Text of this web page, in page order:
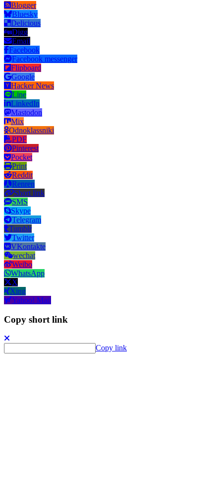
Blogger
Bluesky
Delicious
Digg
Email
Facebook
Facebook messenger
Flipboard
Google
Hacker News
Line
LinkedIn
Mastodon
Mix
Odnoklassniki
PDF
Pinterest
Pocket
Print
Reddit
Renren
Short link
SMS
Skype
Telegram
Tumblr
Twitter
VKontakte
wechat
Weibo
WhatsApp
X
Xing
Yahoo! Mail
Copy short link
Copy link